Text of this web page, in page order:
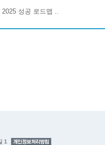
성공 로드맵 ..
1